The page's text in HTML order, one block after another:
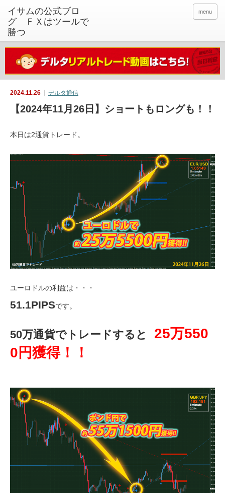
イサムの公式ブロ
グ ＦＸはツールで
勝つ
menu
2024.11.26 デルタ通信
【2024年11月26日】ショートもロングも！！
本日は2通貨トレード。
ユーロドルの利益は・・・
51.1PIPSです。
50万通貨でトレードすると
25万550
0円獲得！！